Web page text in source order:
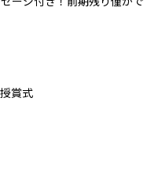
賞式